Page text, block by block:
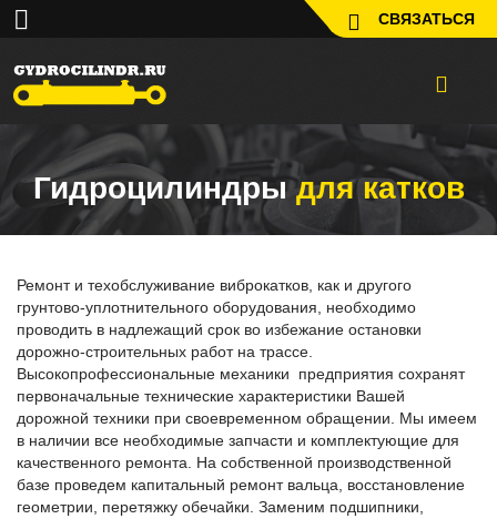
СВЯЗАТЬСЯ
Гидроцилиндрыдля катков
Ремонт и техобслуживание виброкатков, как и другого
грунтово-уплотнительного оборудования, необходимо
проводить в надлежащий срок во избежание остановки
дорожно-строительных работ на трассе.
Высокопрофессиональные механики предприятия сохранят
первоначальные технические характеристики Вашей
дорожной техники при своевременном обращении. Мы имеем
в наличии все необходимые запчасти и комплектующие для
качественного ремонта. На собственной производственной
базе проведем капитальный ремонт вальца, восстановление
геометрии, перетяжку обечайки. Заменим подшипники,